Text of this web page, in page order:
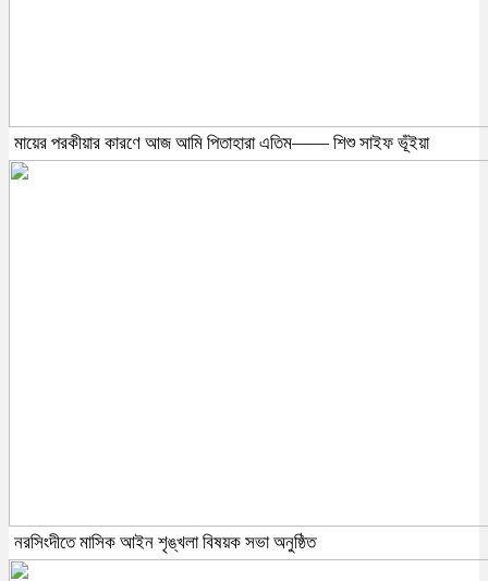
মায়ের পরকীয়ার কারণে আজ আমি পিতাহারা এতিম—— শিশু সাইফ ভূঁইয়া
নরসিংদীতে মাসিক আইন শৃঙ্খলা বিষয়ক সভা অনুষ্ঠিত